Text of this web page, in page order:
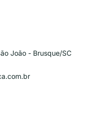
João - Brusque/SC